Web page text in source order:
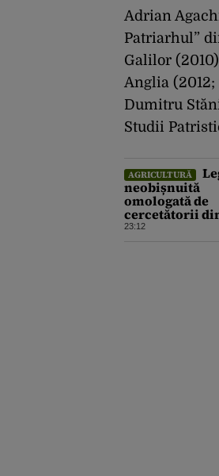
Adrian
Patriarhul”
Galilor
Anglia
Dumitru
Studii
AGRICULTURĂ
neobișnuită
omologată de
cercetătorii
Buzău, gata de
23:12